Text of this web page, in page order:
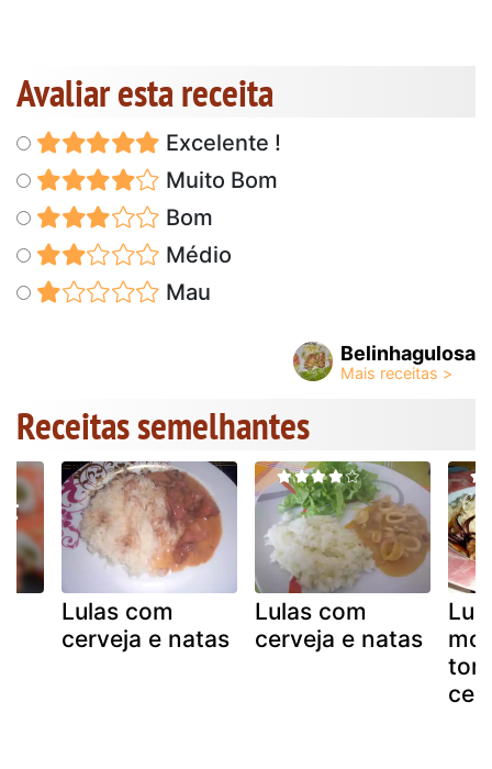
Avaliar esta receita
Excelente !
Muito Bom
Bom
Médio
Mau
Belinhagulosa
Receitas semelhantes
Lulas com
cerveja e natas
Lulas com
cerveja e natas